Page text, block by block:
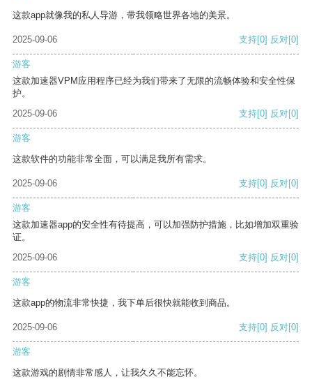
这款app就像我的私人导游，带我领略世界各地的美景。
2025-09-06 支持[0] 反对[0]
游客
这款加速器VPM应用程序已经为我们带来了无限的流畅体验和安全性保
护。
2025-09-06
支持[0] 反对[0]
游客
这款软件的功能非常全面，可以满足我所有需求。
2025-09-06 支持[0] 反对[0]
游客
这款加速器app的安全性有待提高，可以加强防护措施，比如增加双重验
证。
2025-09-06
支持[0] 反对[0]
游客
这款app的物流非常快捷，我下单后很快就能收到商品。
2025-09-06 支持[0] 反对[0]
游客
这款游戏的剧情非常感人，让我久久不能忘怀。